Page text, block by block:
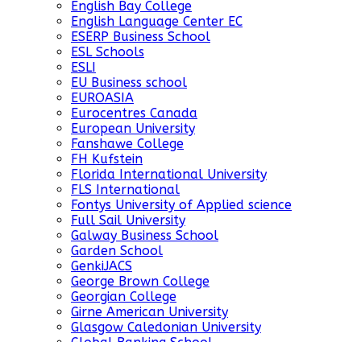
English Bay College
English Language Center EC
ESERP Business School
ESL Schools
ESLI
EU Business school
EUROASIA
Eurocentres Canada
European University
Fanshawe College
FH Kufstein
Florida International University
FLS International
Fontys University of Applied science
Full Sail University
Galway Business School
Garden School
GenkiJACS
George Brown College
Georgian College
Girne American University
Glasgow Caledonian University